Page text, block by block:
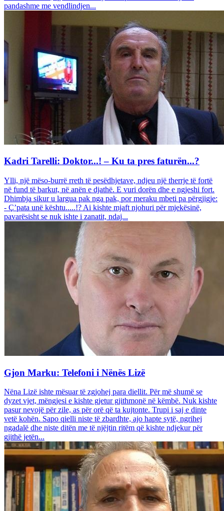
pandashme me vendlindjen...
Kadri Tarelli: Doktor...! – Ku ta pres faturën...?
Ylli, një mëso-burrë rreth të pesëdhjetave, ndjeu një therrje të fortë
në fund të barkut, në anën e djathë. E vuri dorën dhe e ngjeshi fort.
Dhimbja sikur u largua pak nga pak, por meraku mbeti pa përgjigje:
- Ç’pata unë kështu.....!? Ai kishte mjaft njohuri për mjekësinë,
pavarësisht se nuk ishte i zanatit, ndaj...
Gjon Marku: Telefoni i Nënës Lizë
Nëna Lizë ishte mësuar të zgjohej para diellit. Për më shumë se
dyzet vjet, mëngjesi e kishte gjetur gjithmonë në këmbë. Nuk kishte
pasur nevojë për zile, as për orë që ta kujtonte. Trupi i saj e dinte
vetë kohën. Sapo qielli niste të zbardhte, ajo hapte sytë, ngrihej
ngadalë dhe niste ditën me të njëjtin ritëm që kishte ndjekur për
gjithë jetën...